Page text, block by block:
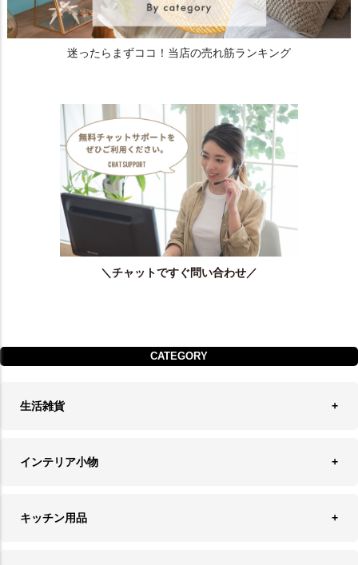
迷ったらまずココ！当店の売れ筋ランキング
＼チャットですぐ問い合わせ／
CATEGORY
生活雑貨
インテリア小物
キッチン用品